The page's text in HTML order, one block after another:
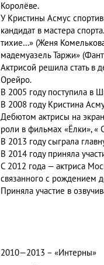
Королёве.
У Кристины Асмус
кандидат в мастера
тихие…» (Женя
мадемуазель Таржи»
Актрисой решила стать в
Орейро.
В 2005 году поступила в
В 2008 году Кристина
Дебютом актрисы на
роли в фильмах «Ёлки», «
В 2013 году сыграла
В 2014 году приняла
С 2012 года — актриса
связанного с рождением
Приняла участие в
2010—2013 – «Интерны»